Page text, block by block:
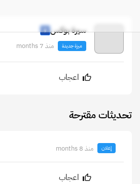
سيرة بوكس
ميزة جديدة منذ 7 months
اعجاب
تحديثات مقترحة
إعلان منذ 8 months
اعجاب